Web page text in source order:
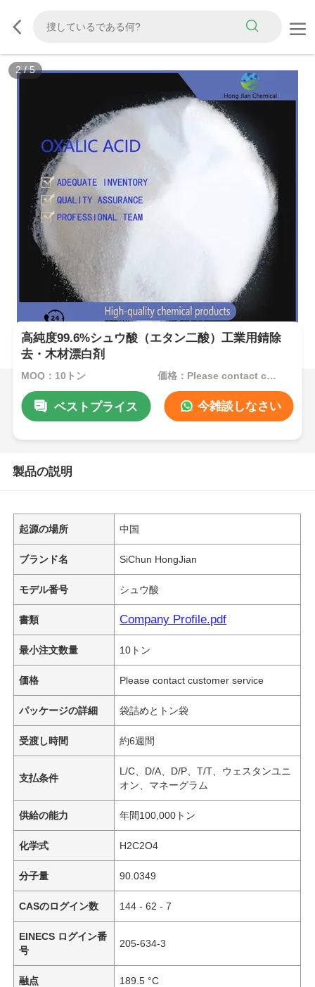
2/5
高純度99.6%シュウ酸（エタン二酸）工業用錆除
去・木材漂白剤
MOQ：10トン 価格：Please contact customer service
ベストプライス 今雑談しなさい
製品の説明
起源の場所 中国
ブランド名 SiChun HongJian
モデル番号 シュウ酸
書類 Company Profile.pdf
最小注文数量 10トン
価格 Please contact customer service
パッケージの詳細 袋詰めとトン袋
受渡し時間 約6週間
支払条件
L/C、D/A、D/P、T/T、ウェスタンユニ
オン、マネーグラム
供給の能力 年間100,000トン
化学式 H2C2O4
分子量 90.0349
CASのログイン数 144 - 62 - 7
EINECS ログイン番
号
205-634-3
融点 189.5 °C